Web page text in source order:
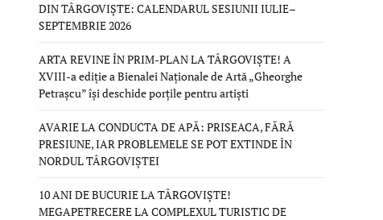
DIN TÂRGOVIȘTE: CALENDARUL SESIUNII IULIE–
SEPTEMBRIE 2026
ARTA REVINE ÎN PRIM-PLAN LA TÂRGOVIȘTE! A
XVIII-a ediție a Bienalei Naționale de Artă „Gheorghe
Petrașcu” își deschide porțile pentru artiști
AVARIE LA CONDUCTA DE APĂ: PRISEACA, FĂRĂ
PRESIUNE, IAR PROBLEMELE SE POT EXTINDE ÎN
NORDUL TÂRGOVIȘTEI
10 ANI DE BUCURIE LA TÂRGOVIȘTE!
MEGAPETRECERE LA COMPLEXUL TURISTIC DE